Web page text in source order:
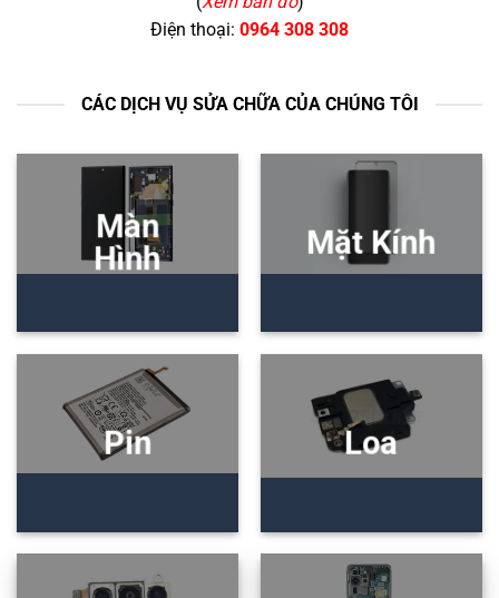
Điện thoại: 0964 308 308
CÁC DỊCH VỤ SỬA CHỮA CỦA CHÚNG TÔI
Màn
Hình
Mặt Kính
Pin Loa